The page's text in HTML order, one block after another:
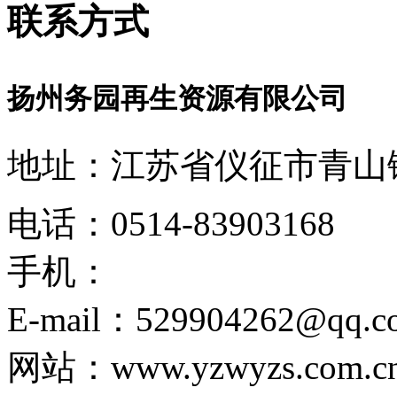
联系方式
扬州务园再生资源有限公司
地址：江苏省仪征市青
电话：0514-83903168
手机：
E-mail：
网站：